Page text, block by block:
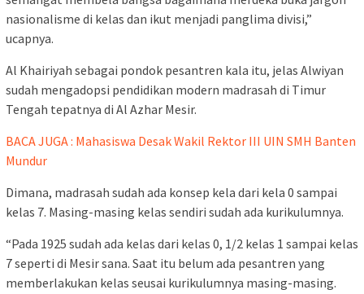
nasionalisme di kelas dan ikut menjadi panglima divisi,”
ucapnya.
Al Khairiyah sebagai pondok pesantren kala itu, jelas Alwiyan
sudah mengadopsi pendidikan modern madrasah di Timur
Tengah tepatnya di Al Azhar Mesir.
BACA JUGA : Mahasiswa Desak Wakil Rektor III UIN SMH Banten
Mundur
Dimana, madrasah sudah ada konsep kela dari kela 0 sampai
kelas 7. Masing-masing kelas sendiri sudah ada kurikulumnya.
“Pada 1925 sudah ada kelas dari kelas 0, 1/2 kelas 1 sampai kelas
7 seperti di Mesir sana. Saat itu belum ada pesantren yang
memberlakukan kelas seusai kurikulumnya masing-masing.